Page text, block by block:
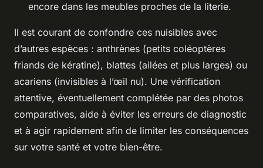
encore dans les meubles proches de la literie.
Il est courant de confondre ces nuisibles avec
d’autres espèces : anthrènes (petits coléoptères
friands de kératine), blattes (ailées et plus larges) ou
acariens (invisibles à l’œil nu). Une vérification
attentive, éventuellement complétée par des photos
comparatives, aide à éviter les erreurs de diagnostic
et à agir rapidement afin de limiter les conséquences
sur votre santé et votre bien-être.